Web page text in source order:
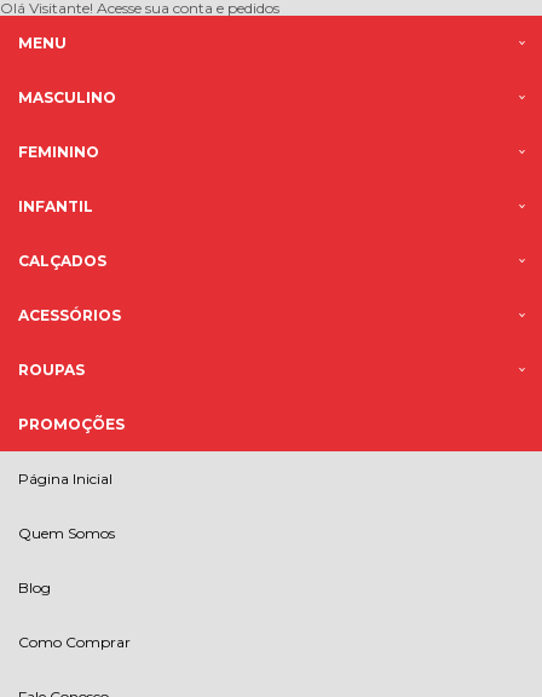
Olá Visitante! Acesse sua conta e pedidos
MENU
MASCULINO
FEMININO
INFANTIL
CALÇADOS
ACESSÓRIOS
ROUPAS
PROMOÇÕES
Página Inicial
Quem Somos
Blog
Como Comprar